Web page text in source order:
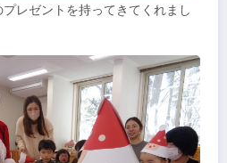
レゼントを持ってきてくれまし